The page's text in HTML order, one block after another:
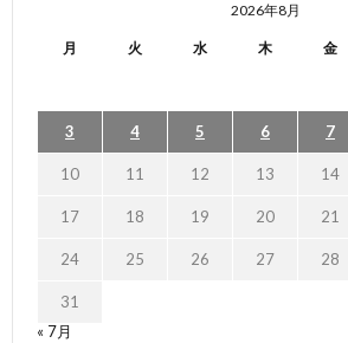
2026年8月
月 火 水 木 金
3 4 5 6 7
10 11 12 13 14
17 18 19 20 21
24 25 26 27 28
31
« 7月